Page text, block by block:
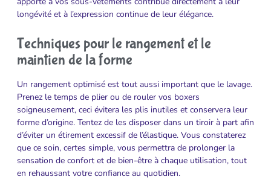
longévité et à l’expression continue de leur élégance.
Techniques pour le rangement et le
maintien de la forme
Un rangement optimisé est tout aussi important que le lavage.
Prenez le temps de plier ou de rouler vos boxers
soigneusement, ceci évitera les plis inutiles et conservera leur
forme d’origine. Tentez de les disposer dans un tiroir à part afin
d’éviter un étirement excessif de l’élastique. Vous constaterez
que ce soin, certes simple, vous permettra de prolonger la
sensation de confort et de bien-être à chaque utilisation, tout
en rehaussant votre confiance au quotidien.